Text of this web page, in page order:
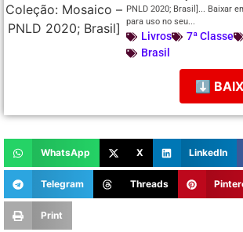
PNLD 2020; Brasil]... Baixar
para uso no seu...
Livros 7ª Classe
Brasil
⬇
WhatsApp X LinkedIn
Telegram Threads
Print